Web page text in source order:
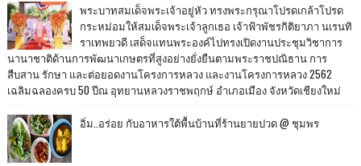
พระบาทสมเด็จพระเจ้าอยู่หัว ทรงพระกรุณาโปรดเกล้าโปรด
กระหม่อมให้สมเด็จพระเจ้าลูกเธอ เจ้าฟ้าพัชรกิติยาภา นเรนทิ
ราเทพยวดี เสด็จแทนพระองค์ไปทรงเปิดงานประชุมวิชาการ
นานาชาติด้านการพัฒนาเกษตรที่สูงอย่างยั่งยืนตามพระราชปณิธาน การ
สืบสาน รักษา และต่อยอดงานโครงการหลวง และงานโครงการหลวง 2562
เฉลิมฉลองครบ 50 ปีณ อุทยานหลวงราชพฤกษ์ อำเภอเมือง จังหวัดเชียงใหม่
อิ่ม..อร่อย กับอาหารใต้พื้นบ้านที่ร้านยายปวด @ ชุมพร